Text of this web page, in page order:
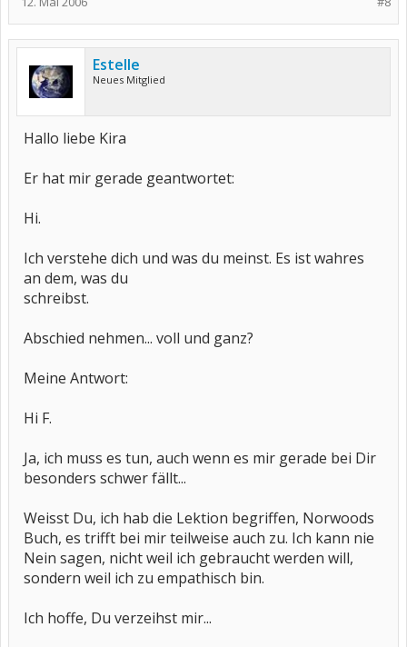
Estelle
Neues Mitglied
Hallo liebe Kira
Er hat mir gerade geantwortet:
Hi.
Ich verstehe dich und was du meinst. Es ist wahres
an dem, was du
schreibst.
Abschied nehmen... voll und ganz?
Meine Antwort:
Hi F.
Ja, ich muss es tun, auch wenn es mir gerade bei Dir
besonders schwer fällt...
Weisst Du, ich hab die Lektion begriffen, Norwoods
Buch, es trifft bei mir teilweise auch zu. Ich kann nie
Nein sagen, nicht weil ich gebraucht werden will,
sondern weil ich zu empathisch bin.
Ich hoffe, Du verzeihst mir...